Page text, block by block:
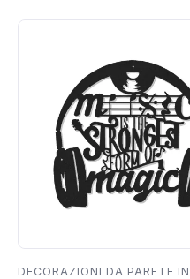
DECORAZIONI DA PARETE IN